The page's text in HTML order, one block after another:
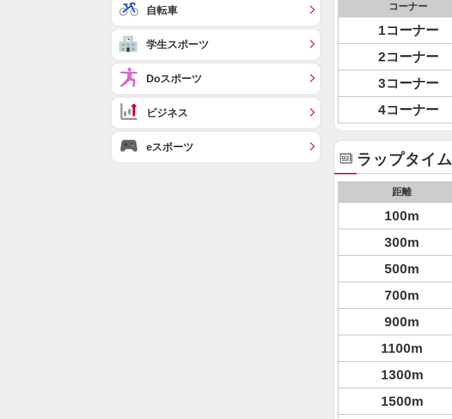
コーナー
1コーナー
2コーナー
3コーナー
4コーナー
ラップタイム
距離
100m
300m
500m
700m
900m
1100m
1300m
1500m
自転車
学生スポーツ
Doスポーツ
ビジネス
eスポーツ